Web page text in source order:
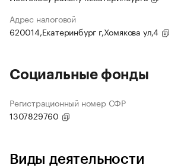
Адрес налоговой
620014,Екатеринбург г,Хомякова ул,4
Социальные фонды
Регистрационный номер СФР
1307829760
Виды деятельности